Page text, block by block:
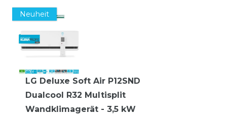
Neuheit
LG Deluxe Soft Air P12SND
Dualcool R32 Multisplit
Wandklimagerät - 3,5 kW